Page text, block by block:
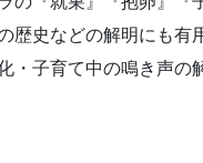
歴史などの解明にも有
・子育て中の鳴き声